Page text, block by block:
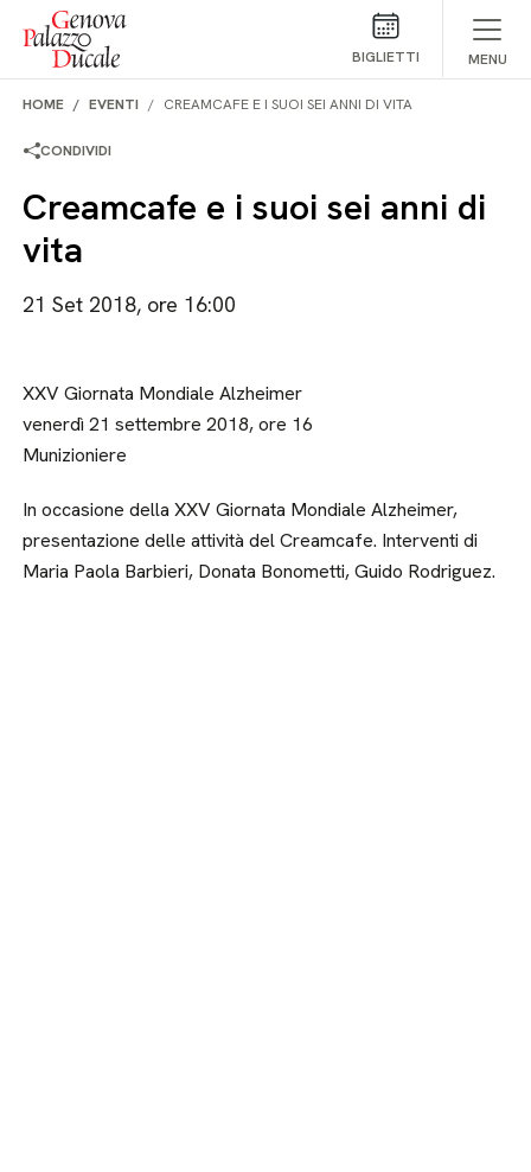
Salta al contenuto
BIGLIETTI MENU
HOME EVENTI CREAMCAFE E I SUOI SEI ANNI DI VITA
CONDIVIDI
Creamcafe e i suoi sei anni di
vita
21 Set 2018, ore 16:00
XXV Giornata Mondiale Alzheimer
venerdì 21 settembre 2018, ore 16
Munizioniere
In occasione della XXV Giornata Mondiale Alzheimer,
presentazione delle attività del Creamcafe. Interventi di
Maria Paola Barbieri, Donata Bonometti, Guido Rodriguez.